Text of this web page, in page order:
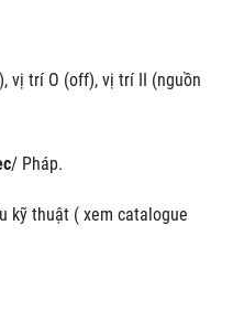
vị trí O (off), vị trí II (nguồn
/ Pháp.
kỹ thuật ( xem catalogue